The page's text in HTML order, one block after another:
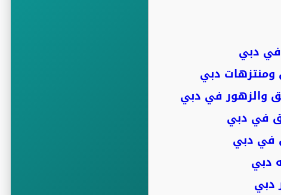
في دبي
دبي
والزهور في دبي
في دبي
في دبي
دبي
دبي